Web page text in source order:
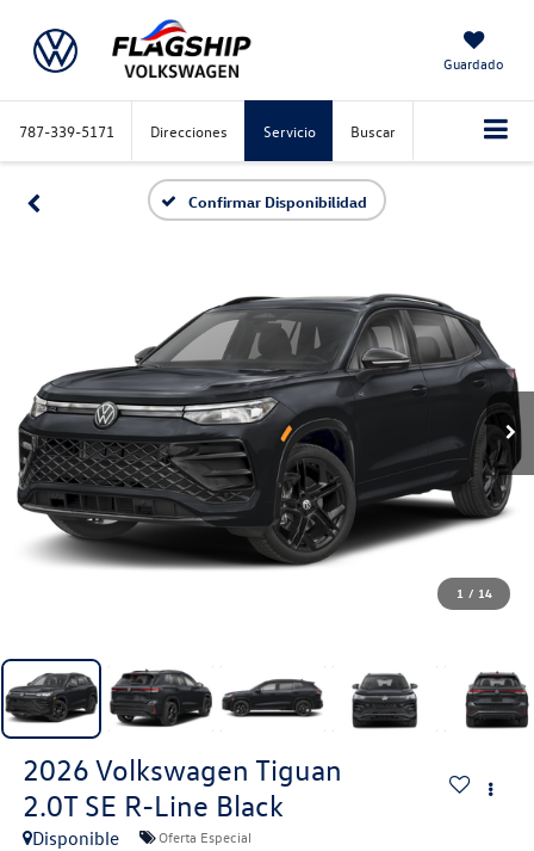
Guardado
787-339-5171 Direcciones Servicio Buscar
Confirmar Disponibilidad
1 / 14
2026 Volkswagen Tiguan
2.0T SE R-Line Black
Disponible Oferta Especial